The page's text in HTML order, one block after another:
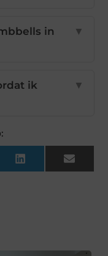
in
▼
ik
▼
LinkedInEmail